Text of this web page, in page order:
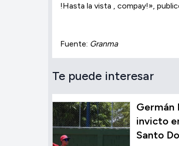
!Hasta la vista , compay!»,
Fuente: Granma
Te puede interesar
Germán
invicto
Santo